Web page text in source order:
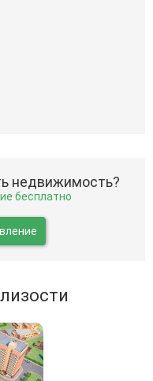
недвижимость?
бесплатно